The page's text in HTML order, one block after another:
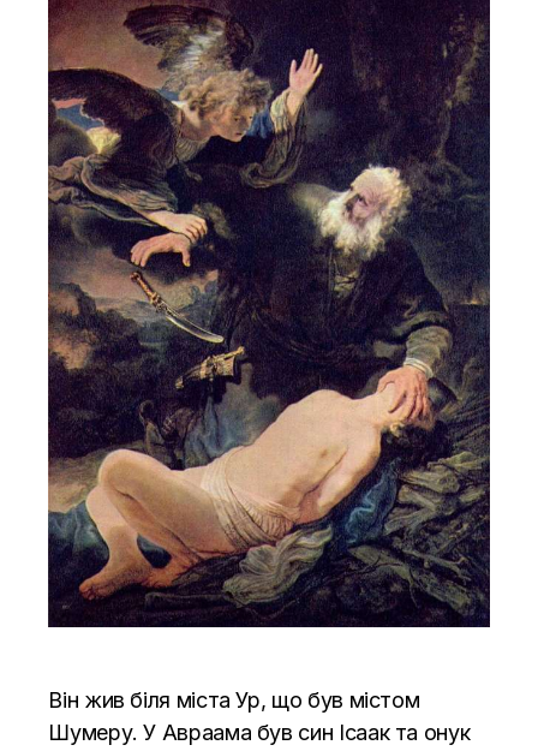
Він жив біля міста Ур, що був містом
Шумеру. У Авраама був син Ісаак та онук